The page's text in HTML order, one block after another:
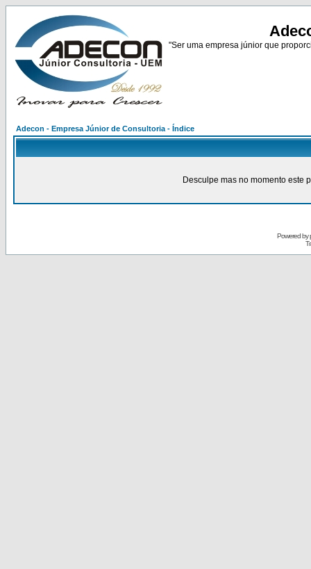
"Ser uma empresa júnior que
Adecon - Empresa Júnior de Consultoria - Índice
Desculpe mas no momento este
Powered by